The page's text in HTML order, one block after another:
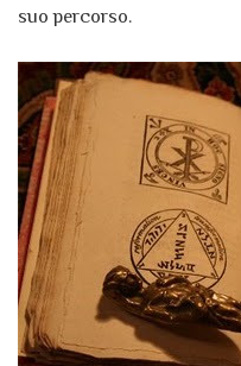
suo percorso.